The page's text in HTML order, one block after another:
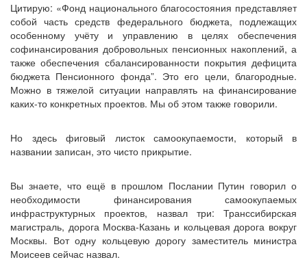
Цитирую: «Фонд национального благосостояния представляет
собой часть средств федерального бюджета, подлежащих
особенному учёту и управлению в целях обеспечения
софинансирования добровольных пенсионных накоплений, а
также обеспечения сбалансированности покрытия дефицита
бюджета Пенсионного фонда”. Это его цели, благородные.
Можно в тяжелой ситуации направлять на финансирование
каких-то конкретных проектов. Мы об этом также говорили.
Но здесь фиговый листок самоокупаемости, который в
названии записан, это чисто прикрытие.
Вы знаете, что ещё в прошлом Послании Путин говорил о
необходимости финансирования самоокупаемых
инфраструктурных проектов, назвал три: Транссибирская
магистраль, дорога Москва-Казань и кольцевая дорога вокруг
Москвы. Вот одну кольцевую дорогу заместитель министра
Моисеев сейчас назвал.